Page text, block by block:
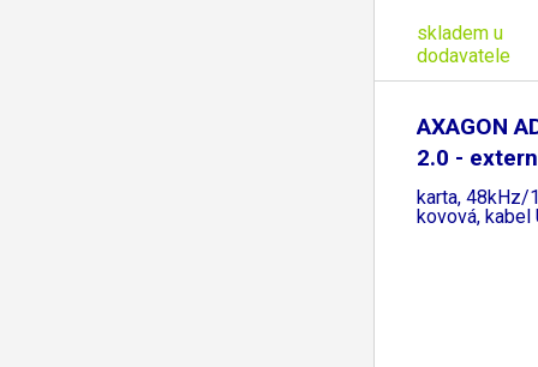
skladem u
dodavatele
AXAGON
2.0 -
karta, 48kHz/
kovová, kabel